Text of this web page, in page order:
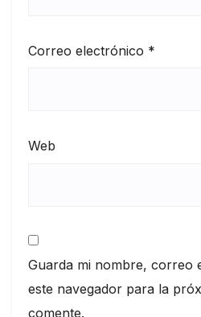
Correo electrónico *
Web
Guarda mi nombre, correo
este navegador para la
comente.